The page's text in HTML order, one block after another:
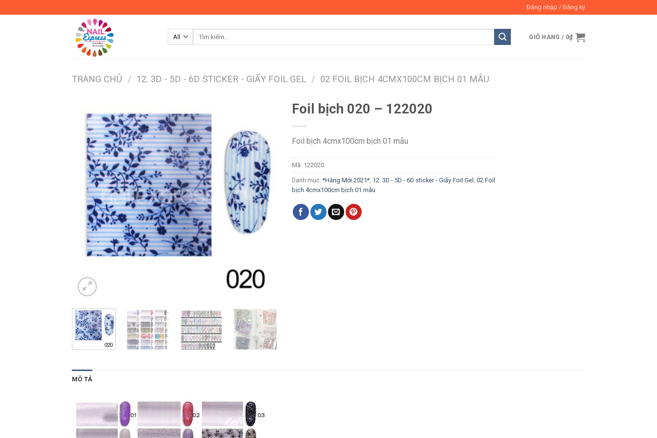
Đăng nhập / Đăng ký
GIỎ HÀNG / 0₫
TRANG CHỦ / 12. 3D - 5D - 6D STICKER - GIẤY FOIL GEL / 02 FOIL BỊCH 4CMX100CM BỊCH 01 MẪU
Foil bịch 020 – 122020
Foil bịch 4cmx100cm bịch 01 mẫu
Mã: 122020
Danh mục:*Hàng Mới 2021* 12. 3D - 5D - 6D sticker - Giấy Foil Gel 02 Foil
bịch 4cmx100cm bịch 01 mẫu
MÔ TẢ